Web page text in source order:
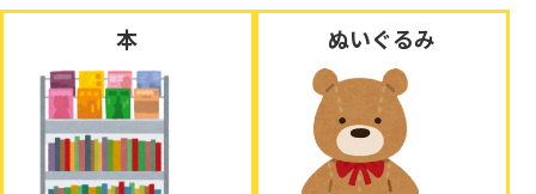
本 ぬいぐるみ